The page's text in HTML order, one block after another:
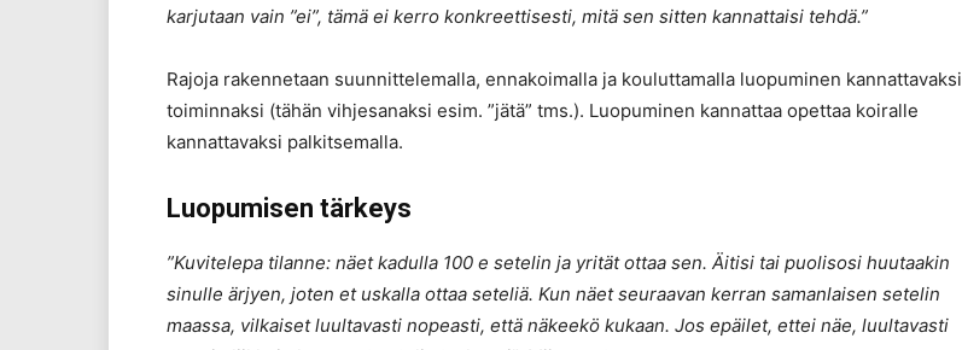
karjutaan vain ”ei”, tämä ei kerro konkreettisesti, mitä sen sitten kannattaisi tehdä.”
Rajoja rakennetaan suunnittelemalla, ennakoimalla ja kouluttamalla luopuminen kannattavaksi
toiminnaksi (tähän vihjesanaksi esim. ”jätä” tms.). Luopuminen kannattaa opettaa koiralle
kannattavaksi palkitsemalla.
Luopumisen tärkeys
”Kuvitelepa tilanne: näet kadulla 100 e setelin ja yrität ottaa sen. Äitisi tai puolisosi huutaakin
sinulle ärjyen, joten et uskalla ottaa seteliä. Kun näet seuraavan kerran samanlaisen setelin
maassa, vilkaiset luultavasti nopeasti, että näkeekö kukaan. Jos epäilet, ettei näe, luultavasti